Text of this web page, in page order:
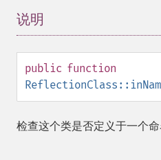
说明
public function
检查这个类是否定义于一个命